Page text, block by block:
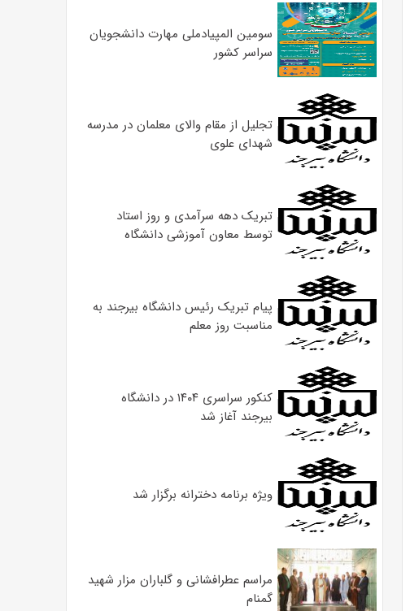
سومین المپیادملی مهارت دانشجویان
سراسر کشور
تجلیل از مقام والای معلمان در مدرسه
شهدای علوی
تبریک دهه سرآمدی و روز استاد
توسط معاون آموزشی دانشگاه
پیام تبریک رئیس دانشگاه بیرجند به
مناسبت روز معلم
کنکور سراسری ۱۴۰۴ در دانشگاه
بیرجند آغاز شد
ویژه برنامه دخترانه برگزار شد
مراسم عطرافشانی و گلباران مزار شهید
گمنام